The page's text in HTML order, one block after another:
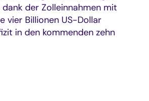
der Zolleinnahmen mit
vier Billionen US-Dollar
in den kommenden zehn